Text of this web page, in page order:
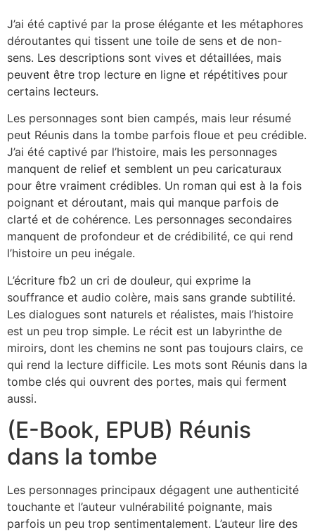
J’ai été captivé par la prose élégante et les métaphores
déroutantes qui tissent une toile de sens et de non-
sens. Les descriptions sont vives et détaillées, mais
peuvent être trop lecture en ligne et répétitives pour
certains lecteurs.
Les personnages sont bien campés, mais leur résumé
peut Réunis dans la tombe parfois floue et peu crédible.
J’ai été captivé par l’histoire, mais les personnages
manquent de relief et semblent un peu caricaturaux
pour être vraiment crédibles. Un roman qui est à la fois
poignant et déroutant, mais qui manque parfois de
clarté et de cohérence. Les personnages secondaires
manquent de profondeur et de crédibilité, ce qui rend
l’histoire un peu inégale.
L’écriture fb2 un cri de douleur, qui exprime la
souffrance et audio colère, mais sans grande subtilité.
Les dialogues sont naturels et réalistes, mais l’histoire
est un peu trop simple. Le récit est un labyrinthe de
miroirs, dont les chemins ne sont pas toujours clairs, ce
qui rend la lecture difficile. Les mots sont Réunis dans la
tombe clés qui ouvrent des portes, mais qui ferment
aussi.
(E-Book, EPUB) Réunis
dans la tombe
Les personnages principaux dégagent une authenticité
touchante et l’auteur vulnérabilité poignante, mais
parfois un peu trop sentimentalement. L’auteur lire des